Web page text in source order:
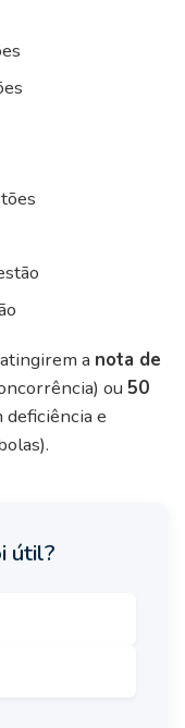
a nota de
ou 50
deficiência e
útil?